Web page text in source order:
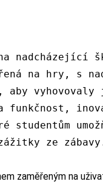
nadcházející
na hry, s
aby
funkčnost,
studentům
ze
zaměřeným na